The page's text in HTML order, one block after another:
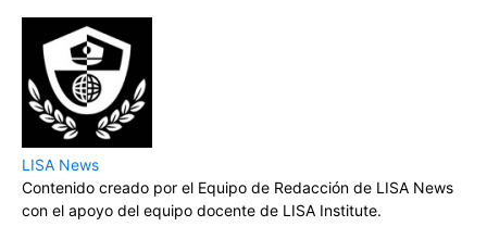
LISA News
Contenido creado por el Equipo de Redacción de LISA News
con el apoyo del equipo docente de LISA Institute.